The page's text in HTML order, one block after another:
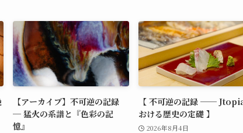
【アーカイブ】不可逆の記録
─ 猛火の系譜と『色彩の記
憶』
【 不可逆の記録 ──
おける歴史の定礎 】
2026年8月4日